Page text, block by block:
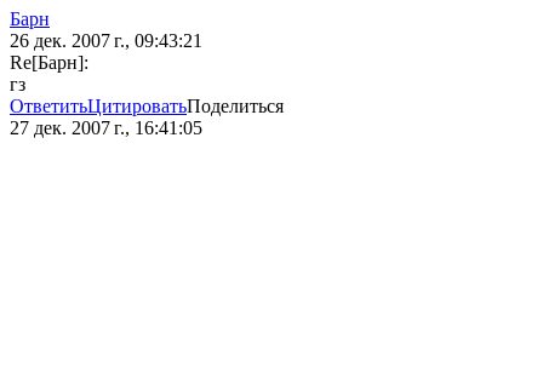
Барн
26 дек. 2007 г., 09:43:21
Re[Барн]:
гз
ОтветитьЦитироватьПоделиться
27 дек. 2007 г., 16:41:05